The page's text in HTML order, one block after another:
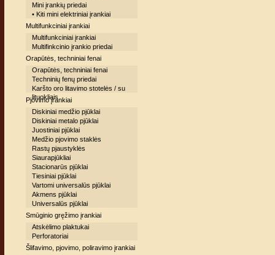
Mini įrankių priedai
• Kiti mini elektriniai įrankiai
Multifunkciniai įrankiai
Multifunkciniai įrankiai
Multifinkcinio įrankio priedai
Orapūtės, techniniai fenai
Orapūtės, techniniai fenai
Techninių fenų priedai
Karšto oro litavimo stotelės / su
lituokliais
Pjovimo įrankiai
Diskiniai medžio pjūklai
Diskiniai metalo pjūklai
Juostiniai pjūklai
Medžio pjovimo staklės
Rastų pjaustyklės
Siaurapjūkliai
Stacionarūs pjūklai
Tiesiniai pjūklai
Vartomi universalūs pjūklai
Akmens pjūklai
Universalūs pjūklai
Smūginio gręžimo įrankiai
Atskėlimo plaktukai
Perforatoriai
Šlifavimo, pjovimo, poliravimo įrankiai